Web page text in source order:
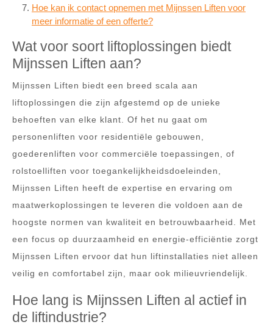
Hoe kan ik contact opnemen met Mijnssen Liften voor
meer informatie of een offerte?
Wat voor soort liftoplossingen biedt
Mijnssen Liften aan?
Mijnssen Liften biedt een breed scala aan
liftoplossingen die zijn afgestemd op de unieke
behoeften van elke klant. Of het nu gaat om
personenliften voor residentiële gebouwen,
goederenliften voor commerciële toepassingen, of
rolstoelliften voor toegankelijkheidsdoeleinden,
Mijnssen Liften heeft de expertise en ervaring om
maatwerkoplossingen te leveren die voldoen aan de
hoogste normen van kwaliteit en betrouwbaarheid. Met
een focus op duurzaamheid en energie-efficiëntie zorgt
Mijnssen Liften ervoor dat hun liftinstallaties niet alleen
veilig en comfortabel zijn, maar ook milieuvriendelijk.
Hoe lang is Mijnssen Liften al actief in
de liftindustrie?